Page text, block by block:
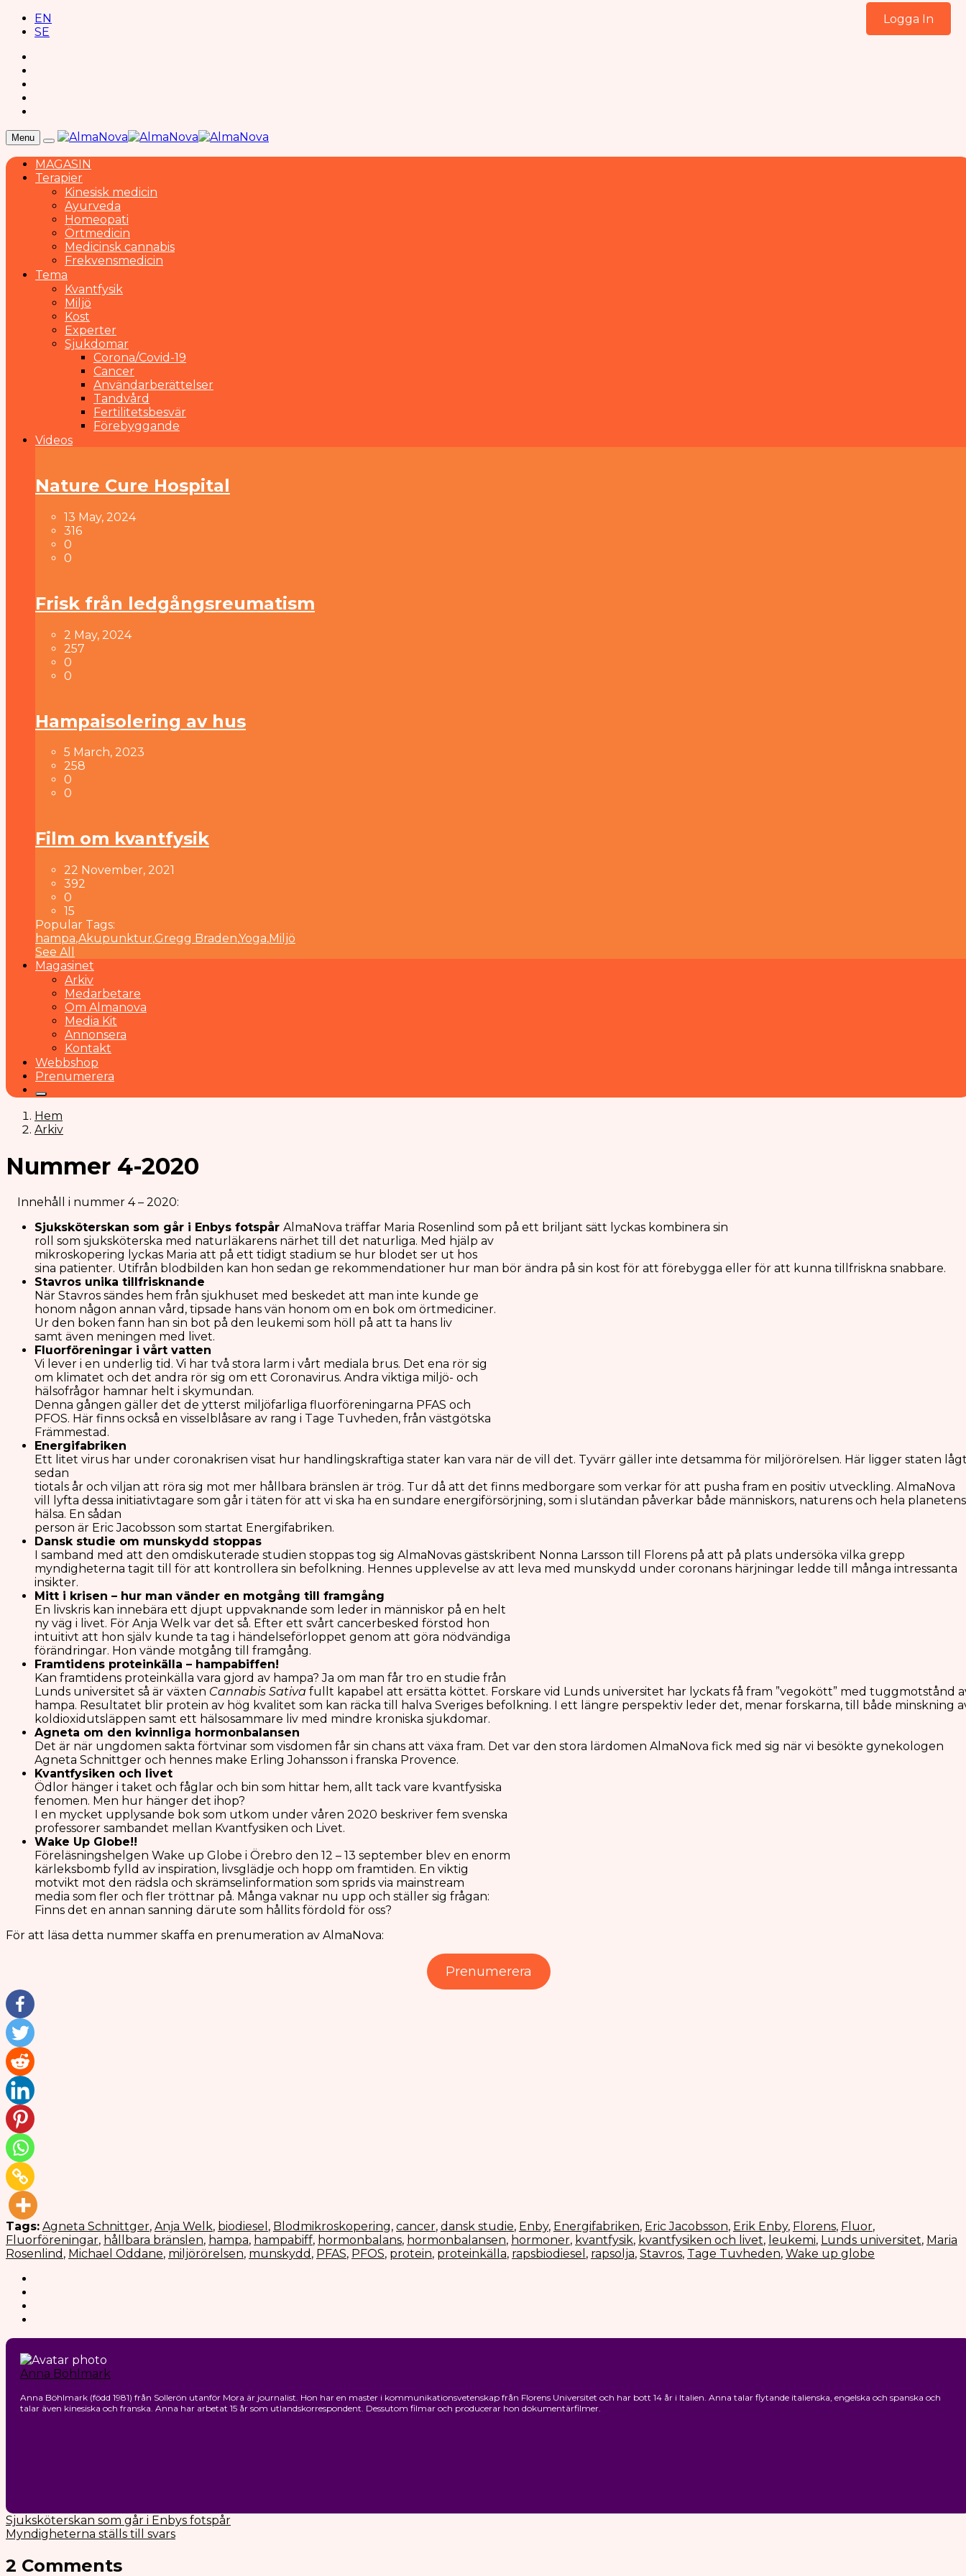
EN
SE
Menu
MAGASIN
Terapier
Kinesisk medicin
Ayurveda
Homeopati
Örtmedicin
Medicinsk cannabis
Frekvensmedicin
Tema
Kvantfysik
Miljö
Kost
Experter
Sjukdomar
Corona/Covid-19
Cancer
Användarberättelser
Tandvård
Fertilitetsbesvär
Förebyggande
Videos
Nature Cure Hospital
13 May, 2024
316
0
0
Frisk från ledgångsreumatism
2 May, 2024
257
0
0
Hampaisolering av hus
5 March, 2023
258
0
0
Film om kvantfysik
22 November, 2021
392
0
15
Popular Tags:
hampa,Akupunktur,Gregg Braden,Yoga,Miljö
See All
Magasinet
Arkiv
Medarbetare
Om Almanova
Media Kit
Annonsera
Kontakt
Webbshop
Prenumerera
Hem
Arkiv
Nummer 4-2020
Innehåll i nummer 4 – 2020:
Sjuksköterskan som går i Enbys fotspår AlmaNova träffar Maria Rosenlind som på ett briljant sätt lyckas kombinera sin
roll som sjuksköterska med naturläkarens närhet till det naturliga. Med hjälp av
mikroskopering lyckas Maria att på ett tidigt stadium se hur blodet ser ut hos
sina patienter. Utifrån blodbilden kan hon sedan ge rekommendationer hur man bör ändra på sin kost för att förebygga eller för att kunna tillfriskna snabbare.
Stavros unika tillfrisknande
När Stavros sändes hem från sjukhuset med beskedet att man inte kunde ge
honom någon annan vård, tipsade hans vän honom om en bok om örtmediciner.
Ur den boken fann han sin bot på den leukemi som höll på att ta hans liv
samt även meningen med livet.
Fluorföreningar i vårt vatten
Vi lever i en underlig tid. Vi har två stora larm i vårt mediala brus. Det ena rör sig
om klimatet och det andra rör sig om ett Coronavirus. Andra viktiga miljö- och
hälsofrågor hamnar helt i skymundan.
Denna gången gäller det de ytterst miljöfarliga fluorföreningarna PFAS och
PFOS. Här finns också en visselblåsare av rang i Tage Tuvheden, från västgötska
Främmestad.
Energifabriken
Ett litet virus har under coronakrisen visat hur handlingskraftiga stater kan vara när de vill det. Tyvärr gäller inte detsamma för miljörörelsen. Här ligger staten
sedan
tiotals år och viljan att röra sig mot mer hållbara bränslen är trög. Tur då att det finns medborgare som verkar för att pusha fram en positiv utveckling. AlmaNova
vill lyfta dessa initiativtagare som går i täten för att vi ska ha en sundare energiförsörjning, som i slutändan påverkar både människors, naturens och hela planetens
hälsa. En sådan
person är Eric Jacobsson som startat Energifabriken.
Dansk studie om munskydd stoppas
I samband med att den omdiskuterade studien stoppas tog sig AlmaNovas gästskribent Nonna Larsson till Florens på att på plats undersöka vilka grepp
myndigheterna tagit till för att kontrollera sin befolkning. Hennes upplevelse av att leva med munskydd under coronans härjningar ledde till många intressanta
insikter.
Mitt i krisen – hur man vänder en motgång till framgång
En livskris kan innebära ett djupt uppvaknande som leder in människor på en helt
ny väg i livet. För Anja Welk var det så. Efter ett svårt cancerbesked förstod hon
intuitivt att hon själv kunde ta tag i händelseförloppet genom att göra nödvändiga
förändringar. Hon vände motgång till framgång.
Framtidens proteinkälla – hampabiffen!
Kan framtidens proteinkälla vara gjord av hampa? Ja om man får tro en studie från
Lunds universitet så är växten Cannabis Sativa fullt kapabel att ersätta köttet. Forskare vid Lunds universitet har lyckats få fram ”vegokött” med tuggmotstånd
hampa. Resultatet blir protein av hög kvalitet som kan räcka till halva Sveriges befolkning. I ett längre perspektiv leder det, menar forskarna, till både minskning
koldioxidutsläppen samt ett hälsosammare liv med mindre kroniska sjukdomar.
Agneta om den kvinnliga hormonbalansen
Det är när ungdomen sakta förtvinar som visdomen får sin chans att växa fram. Det var den stora lärdomen AlmaNova fick med sig när vi besökte gynekologen
Agneta Schnittger och hennes make Erling Johansson i franska Provence.
Kvantfysiken och livet
Ödlor hänger i taket och fåglar och bin som hittar hem, allt tack vare kvantfysiska
fenomen. Men hur hänger det ihop?
I en mycket upplysande bok som utkom under våren 2020 beskriver fem svenska
professorer sambandet mellan Kvantfysiken och Livet.
Wake Up Globe!!
Föreläsningshelgen Wake up Globe i Örebro den 12 – 13 september blev en enorm
kärleksbomb fylld av inspiration, livsglädje och hopp om framtiden. En viktig
motvikt mot den rädsla och skrämselinformation som sprids via mainstream
media som fler och fler tröttnar på. Många vaknar nu upp och ställer sig frågan:
Finns det en annan sanning därute som hållits fördold för oss?
För att läsa detta nummer skaffa en prenumeration av AlmaNova:
Prenumerera
Tags: Agneta Schnittger, Anja Welk, biodiesel , Blodmikroskopering, cancer, dansk studie, Enby, Energifabriken, Eric Jacobsson, Erik Enby, Florens, Fluor,
Fluorföreningar, hållbara bränslen, hampa, hampabiff, hormonbalans, hormonbalansen, hormoner, kvantfysik, kvantfysiken och livet, leukemi, Lunds universitet, Maria
Rosenlind , Michael Oddane, miljörörelsen, munskydd , PFAS, PFOS, protein, proteinkälla, rapsbiodiesel , rapsolja, Stavros, Tage Tuvheden, Wake up globe
Anna Böhlmark
Anna Böhlmark (född 1981) från Sollerön utanför Mora är journalist. Hon har en master i kommunikationsvetenskap från Florens Universitet och har bott 14 år i Italien. Anna talar flytande italienska, engelska och spanska och
talar även kinesiska och franska. Anna har arbetat 15 år som utlandskorrespondent. Dessutom filmar och producerar hon dokumentärfilmer.
Sjuksköterskan som går i Enbys fotspår
Myndigheterna ställs till svars
2 Comments
Logga In